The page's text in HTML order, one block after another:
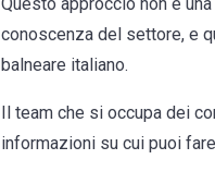
conoscenza del settore, e
balneare italiano.
Il team che si occupa dei
informazioni su cui puoi